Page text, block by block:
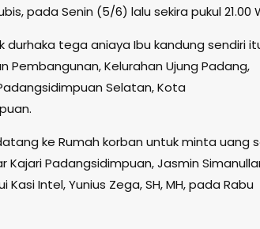
pada Senin (5/6) lalu sekira pukul 21.00
durhaka tega aniaya Ibu kandung sendiri
Pembangunan, Kelurahan Ujung Padang,
Selatan, Kota
ke Rumah korban untuk minta uang
Kajari Padangsidimpuan, Jasmin
Kasi Intel, Yunius Zega, SH, MH, pada Rabu